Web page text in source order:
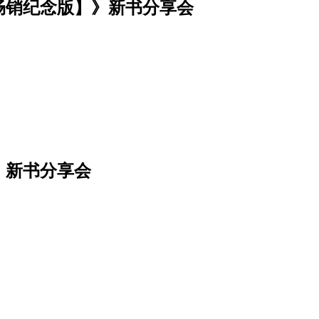
纪念版】》新书分享会
新书分享会